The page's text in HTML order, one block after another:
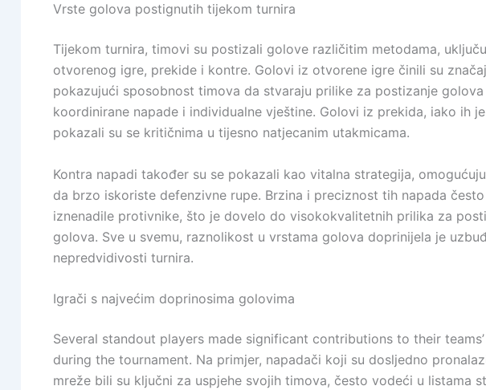
Vrste golova postignutih tijekom turnira
Tijekom turnira, timovi su postizali golove različitim metodama,
otvorenog igre, prekide i kontre. Golovi iz otvorene igre činili su
pokazujući sposobnost timova da stvaraju prilike za postizanje
koordinirane napade i individualne vještine. Golovi iz prekida, iako ih
pokazali su se kritičnima u tijesno natjecanim utakmicama.
Kontra napadi također su se pokazali kao vitalna strategija,
da brzo iskoriste defenzivne rupe. Brzina i preciznost tih napada često
iznenadile protivnike, što je dovelo do visokokvalitetnih prilika za
golova. Sve u svemu, raznolikost u vrstama golova doprinijela je
nepredvidivosti turnira.
Igrači s najvećim doprinosima golovima
Several standout players made significant contributions to their
during the tournament. Na primjer, napadači koji su dosljedno
mreže bili su ključni za uspjehe svojih timova, često vodeći u listama